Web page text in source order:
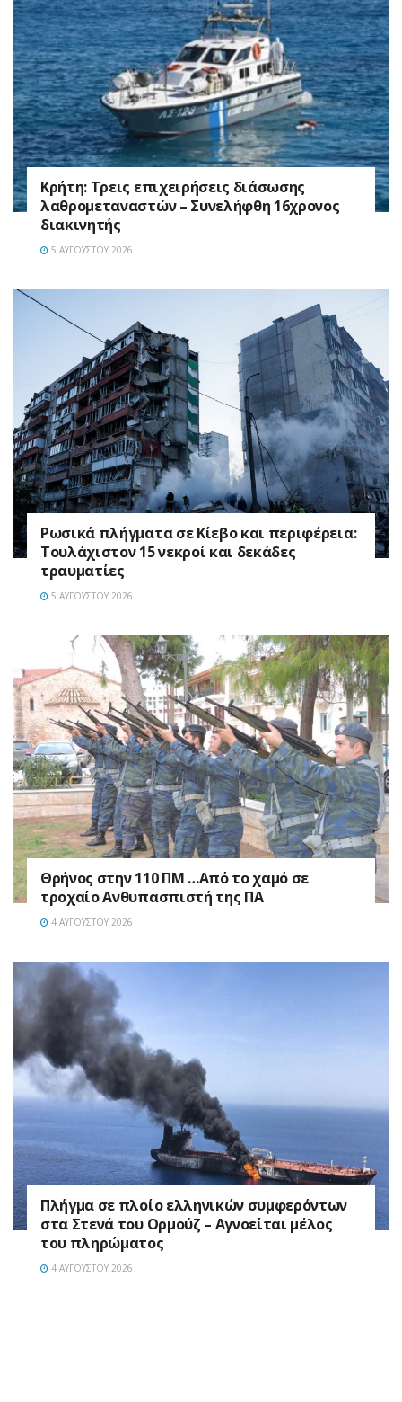
Κρήτη: Τρεις επιχειρήσεις διάσωσης
λαθρομεταναστών – Συνελήφθη 16χρονος
διακινητής
5 ΑΥΓΟΎΣΤΟΥ 2026
Ρωσικά πλήγματα σε Κίεβο και περιφέρεια:
Τουλάχιστον 15 νεκροί και δεκάδες
τραυματίες
5 ΑΥΓΟΎΣΤΟΥ 2026
Θρήνος στην 110 ΠΜ …Από το χαμό σε
τροχαίο Ανθυπασπιστή της ΠΑ
4 ΑΥΓΟΎΣΤΟΥ 2026
Πλήγμα σε πλοίο ελληνικών συμφερόντων
στα Στενά του Ορμούζ – Αγνοείται μέλος
του πληρώματος
4 ΑΥΓΟΎΣΤΟΥ 2026